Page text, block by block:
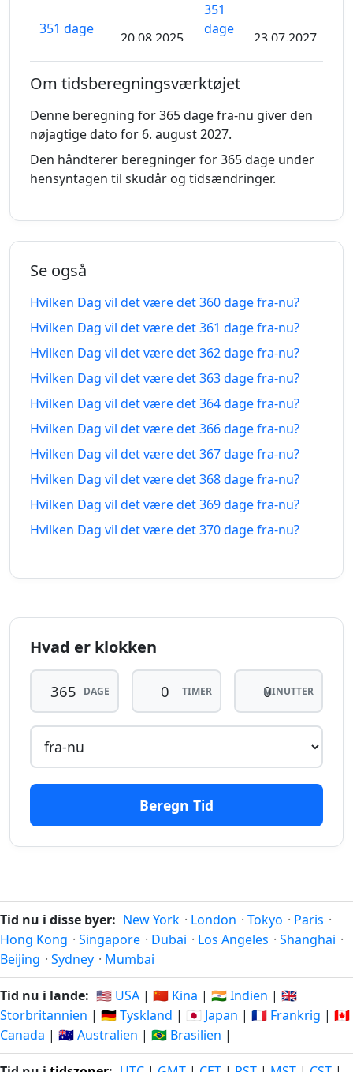
351 dage
20.08.2025
351
dage
nu
23.07.2027
352 dage
siden
19.08.2025
dage
fra-
nu
18.08.2025 25.07.2027
354 dage
siden
17.08.2025
dage
fra-
26.07.2027
355 dage
siden
16.08.2025
355
dage
fra-
nu
27.07.2027
356 dage
siden
15.08.2025
dage
fra-
nu
28.07.2027
357 dage
dage
nu
358 dage
siden
13.08.2025
dage
fra-
nu
siden
12.08.2025
fra-
nu
31.07.2027
360 dage
dage
361 dage
siden
10.08.2025
361
dage
nu
362 dage
siden
09.08.2025
362
dage
fra-
Om tidsberegningsværktøjet
Denne beregning for 365 dage fra-nu giver den
nøjagtige dato for 6. august 2027.
Den håndterer beregninger for 365 dage under
hensyntagen til skudår og tidsændringer.
Se også
Hvilken Dag vil det være det 360 dage fra-nu?
Hvilken Dag vil det være det 361 dage fra-nu?
Hvilken Dag vil det være det 362 dage fra-nu?
Hvilken Dag vil det være det 363 dage fra-nu?
Hvilken Dag vil det være det 364 dage fra-nu?
Hvilken Dag vil det være det 366 dage fra-nu?
Hvilken Dag vil det være det 367 dage fra-nu?
Hvilken Dag vil det være det 368 dage fra-nu?
Hvilken Dag vil det være det 369 dage fra-nu?
Hvilken Dag vil det være det 370 dage fra-nu?
Hvad er klokken
DAGE TIMER MINUTTER
Beregn Tid
Tid nu i disse byer: New York · London · Tokyo · Paris ·
Hong Kong · Singapore · Dubai · Los Angeles · Shanghai ·
Beijing · Sydney · Mumbai
Tid nu i lande: 🇺🇸 USA | 🇨🇳 Kina | 🇮🇳 Indien | 🇬🇧
Storbritannien | 🇩🇪 Tyskland | 🇯🇵 Japan | 🇫🇷 Frankrig | 🇨🇦
Canada | 🇦🇺 Australien | 🇧🇷 Brasilien |